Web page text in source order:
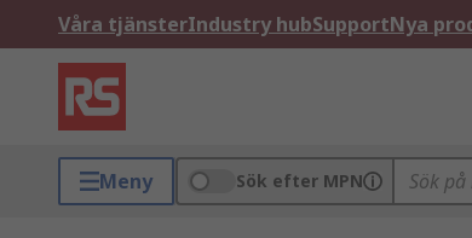
Våra tjänsterIndustry hubSupportNya
Meny Sök efter MPN